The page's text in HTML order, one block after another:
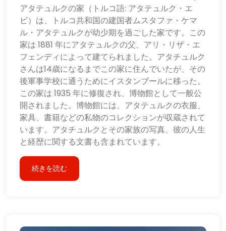
アタテュルクの家（トルコ語: アタテュルク・エ
ビ）は、トルコ共和国の建国者ムスタファ・ケマ
ル・アタテュルクが幼少期を過ごした家です。この
家は 1881 年にアタテュルクの父、アリ・リザ・エ
フェンディによって建てられました。アタチュルク
さんは14歳になるまでこの家に住んでいたが、その
後軍事学校に通うためにイスタンブールに移った。
この家は 1935 年に修復され、博物館として一般公
開されました。博物館には、アタテュルクの衣服、
家具、書籍などの私物のコレクションが収蔵されて
います。アタチュルクとその家族の写真、彼の人生
と経歴に関する文書も含まれています。
続きを読む